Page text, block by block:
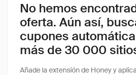
No hemos
oferta. Aún así,
cupones
más de 30 000
Añade la extensión de Honey y